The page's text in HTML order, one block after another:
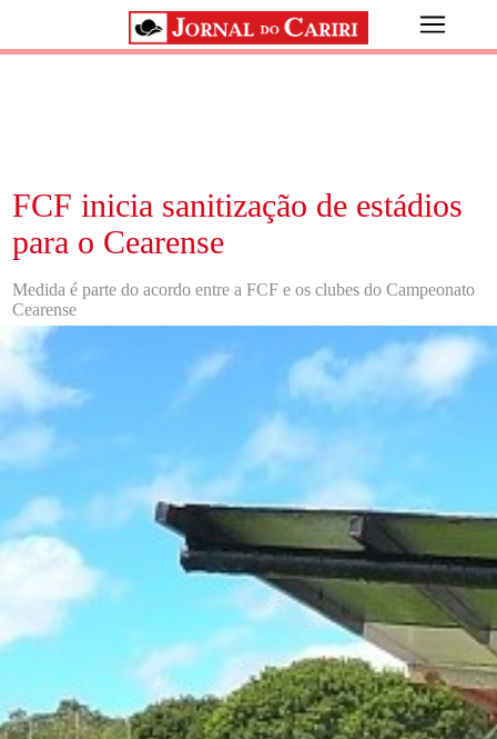
FCF inicia sanitização de estádios
para o Cearense
Medida é parte do acordo entre a FCF e os clubes do Campeonato
Cearense